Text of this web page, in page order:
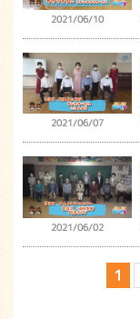
2021/06/10
2021/06/07
2021/06/02
1